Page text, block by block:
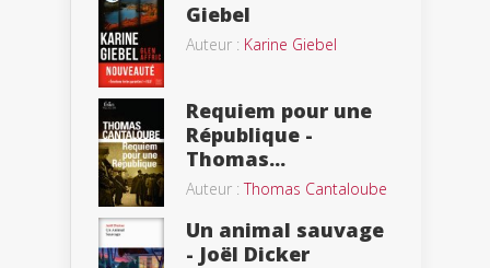
Giebel
Auteur : Karine Giebel
Requiem pour une
République -
Thomas...
Auteur :Thomas Cantaloube
Un animal sauvage
- Joël Dicker